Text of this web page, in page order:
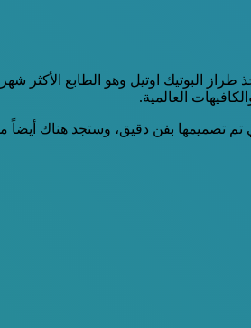
واحد من أفضل الفنادق 5 نجوم، والذي يأخذ طراز
العالمية.
تم تصميمها بفن دقيق، وستجد هناك